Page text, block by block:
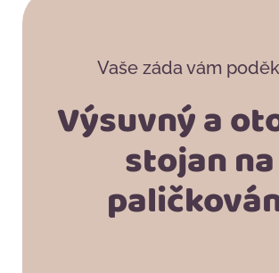
Vaše záda vám
Výsuvný a
stojan na